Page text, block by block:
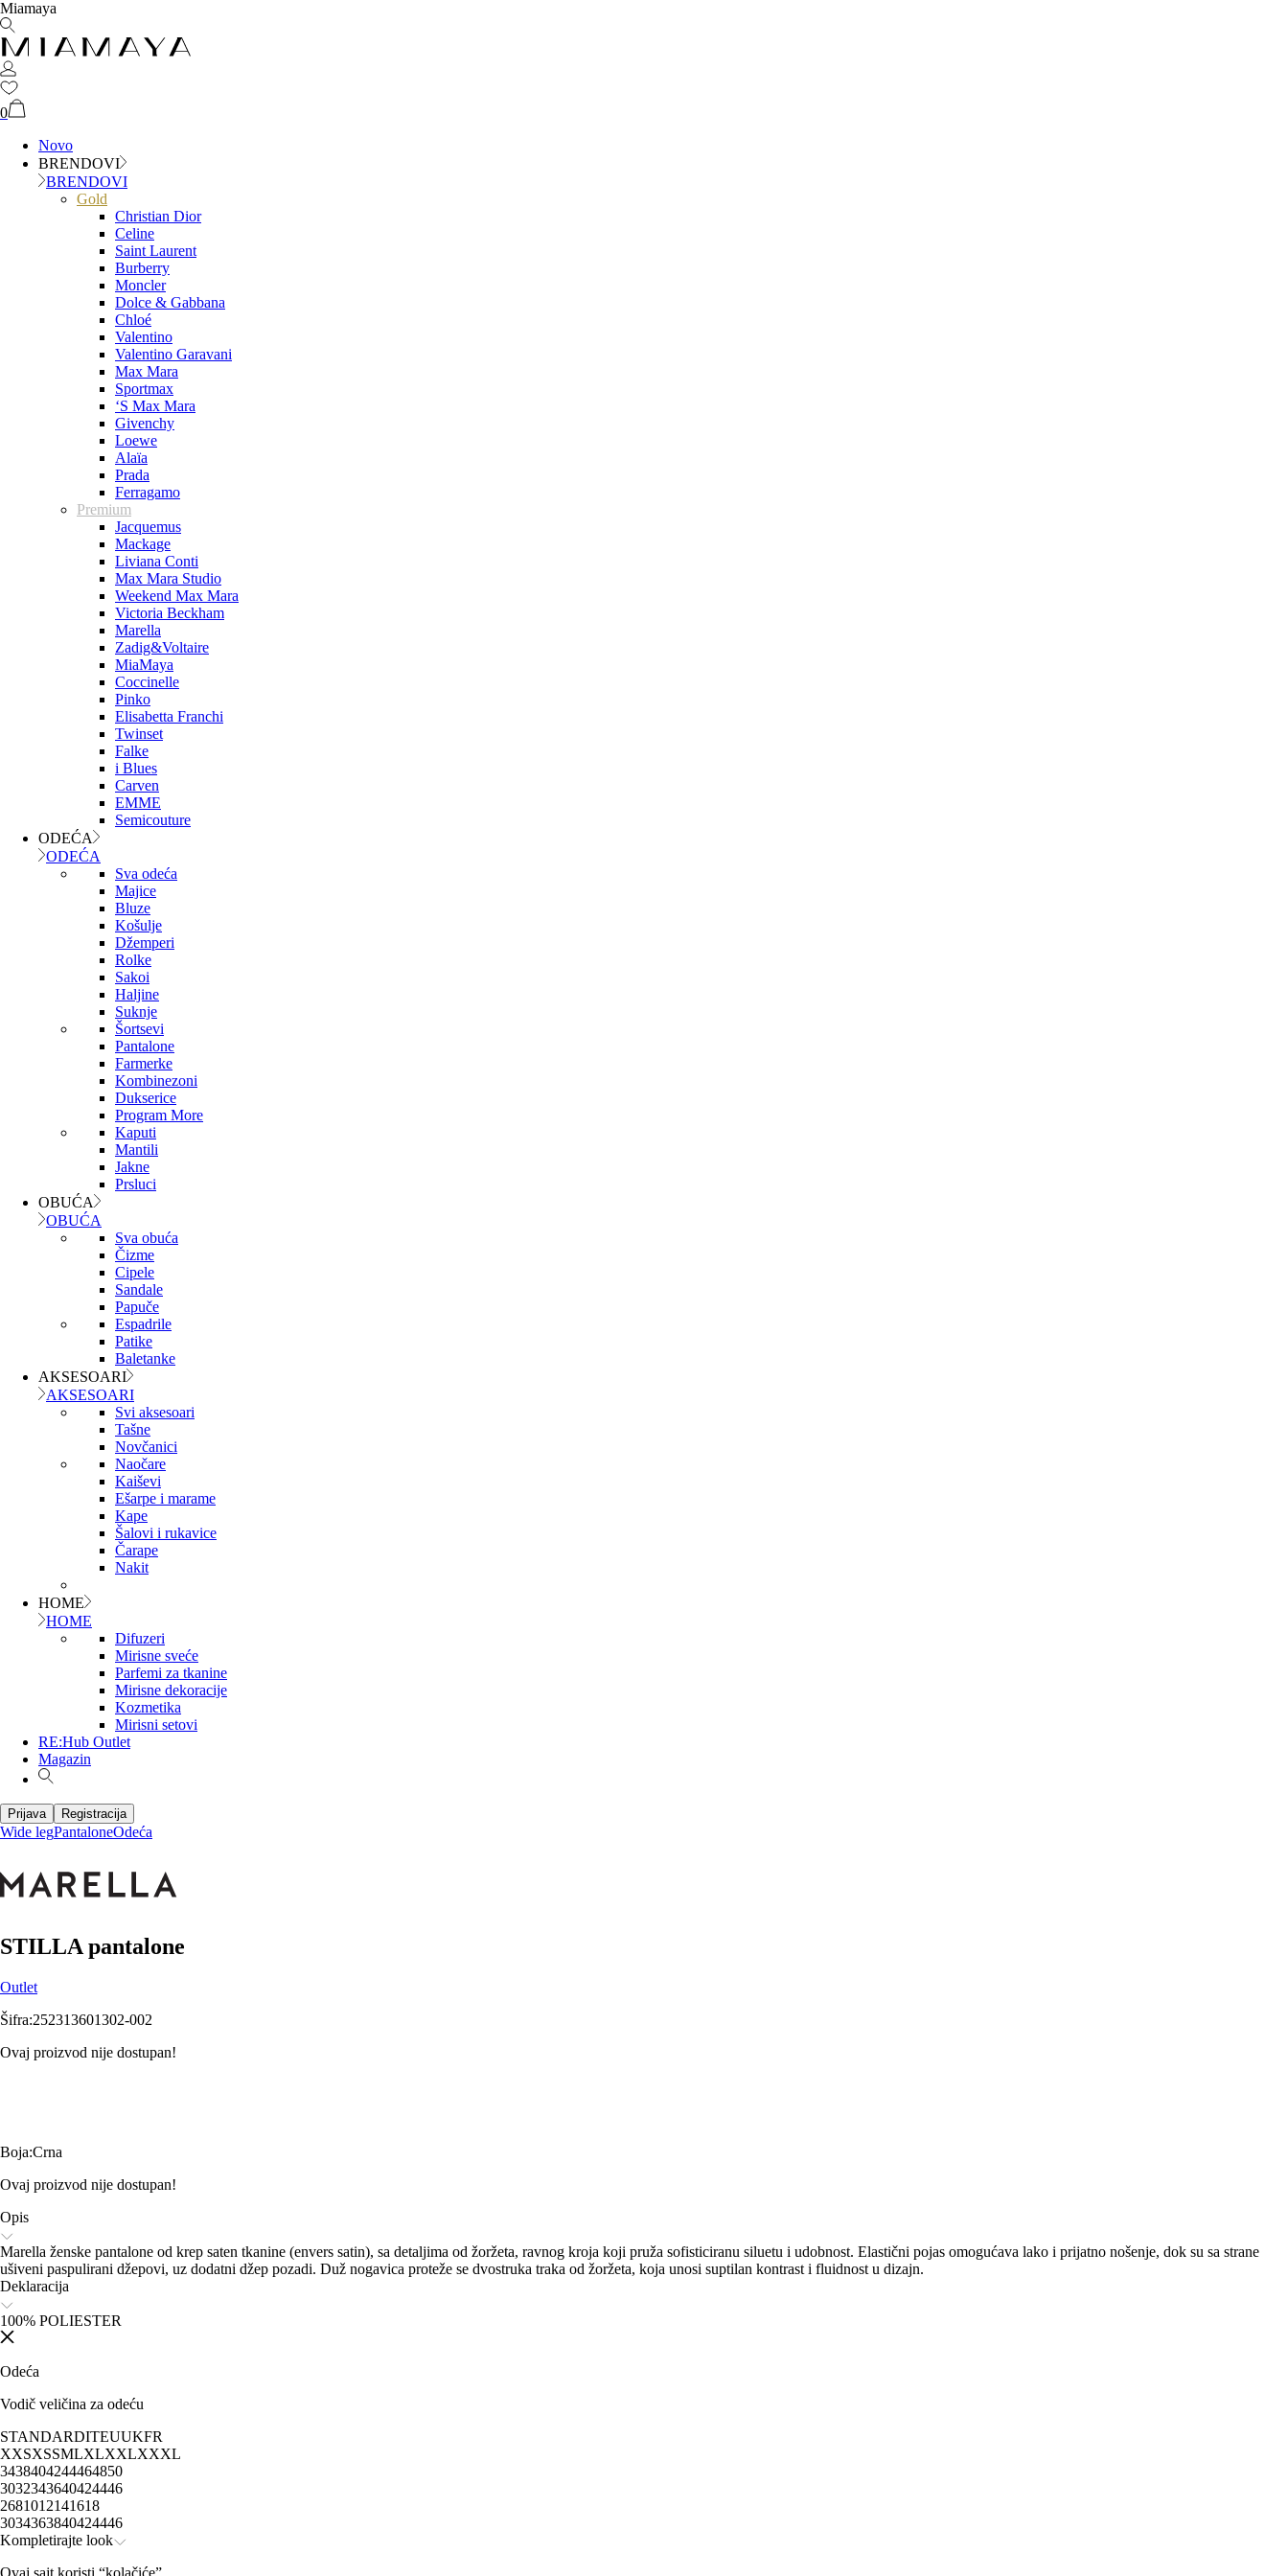
Miamaya
0
Novo
BRENDOVI
BRENDOVI
Gold
Christian Dior
Celine
Saint Laurent
Burberry
Moncler
Dolce & Gabbana
Chloé
Valentino
Valentino Garavani
Max Mara
Sportmax
‘S Max Mara
Givenchy
Loewe
Alaïa
Prada
Ferragamo
Premium
Jacquemus
Mackage
Liviana Conti
Max Mara Studio
Weekend Max Mara
Victoria Beckham
Marella
Zadig&Voltaire
MiaMaya
Coccinelle
Pinko
Elisabetta Franchi
Twinset
Falke
i Blues
Carven
EMME
Semicouture
ODEĆA
ODEĆA
Sva odeća
Majice
Bluze
Košulje
Džemperi
Rolke
Sakoi
Haljine
Suknje
Šortsevi
Pantalone
Farmerke
Kombinezoni
Dukserice
Program More
Kaputi
Mantili
Jakne
Prsluci
OBUĆA
OBUĆA
Sva obuća
Čizme
Cipele
Sandale
Papuče
Espadrile
Patike
Baletanke
AKSESOARI
AKSESOARI
Svi aksesoari
Tašne
Novčanici
Naočare
Kaiševi
Ešarpe i marame
Kape
Šalovi i rukavice
Čarape
Nakit
HOME
HOME
Difuzeri
Mirisne sveće
Parfemi za tkanine
Mirisne dekoracije
Kozmetika
Mirisni setovi
RE:Hub Outlet
Magazin
Prijava Registracija
Wide legPantaloneOdeća
STILLA pantalone
Outlet
Šifra:252313601302-002
Ovaj proizvod nije dostupan!
Boja:Crna
Ovaj proizvod nije dostupan!
Opis
Marella ženske pantalone od krep saten tkanine (envers satin), sa detaljima od žoržeta, ravnog kroja koji pruža sofisticiranu siluetu i udobnost. Elastični pojas omogućava lako i prijatno nošenje, dok su sa strane
ušiveni paspulirani džepovi, uz dodatni džep pozadi. Duž nogavica proteže se dvostruka traka od žoržeta, koja unosi suptilan kontrast i fluidnost u dizajn.
Deklaracija
100% POLIESTER
Odeća
Vodič veličina za odeću
STANDARDITEUUKFR
XXSXSSMLXLXXLXXXL
3438404244464850
3032343640424446
2681012141618
3034363840424446
Kompletirajte look
Ovaj sajt koristi “kolačiće”